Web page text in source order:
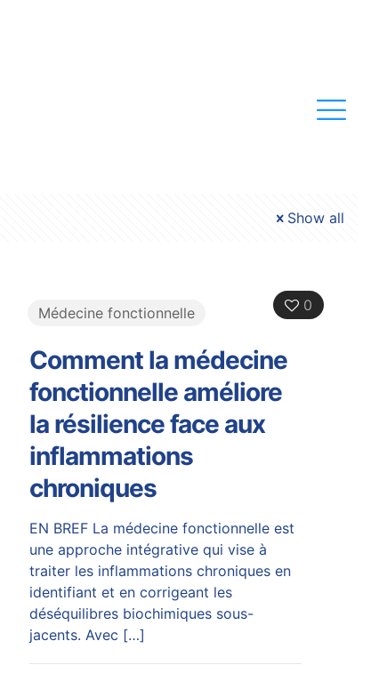
Show all
0
Médecine fonctionnelle
Comment la médecine
fonctionnelle améliore
la résilience face aux
inflammations
chroniques
EN BREF La médecine fonctionnelle est
une approche intégrative qui vise à
traiter les inflammations chroniques en
identifiant et en corrigeant les
déséquilibres biochimiques sous-
jacents. Avec […]